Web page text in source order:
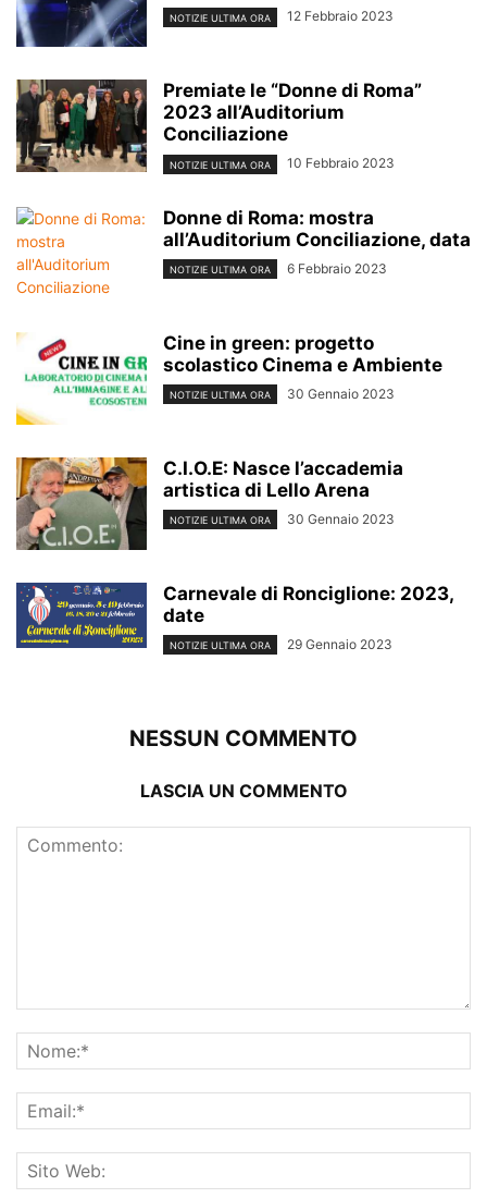
NOTIZIE ULTIMA ORA 12 Febbraio 2023
Premiate le “Donne di Roma”
2023 all’Auditorium
Conciliazione
NOTIZIE ULTIMA ORA 10 Febbraio 2023
Donne di Roma: mostra
all’Auditorium Conciliazione, data
NOTIZIE ULTIMA ORA 6 Febbraio 2023
Cine in green: progetto
scolastico Cinema e Ambiente
NOTIZIE ULTIMA ORA 30 Gennaio 2023
C.I.O.E: Nasce l’accademia
artistica di Lello Arena
NOTIZIE ULTIMA ORA 30 Gennaio 2023
Carnevale di Ronciglione: 2023,
date
NOTIZIE ULTIMA ORA 29 Gennaio 2023
NESSUN COMMENTO
LASCIA UN COMMENTO